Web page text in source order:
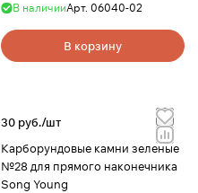
В наличииАрт. 06040-02
В корзину
30 руб./шт
Карборундовые камни зеленые
№28 для прямого наконечника
Song Young